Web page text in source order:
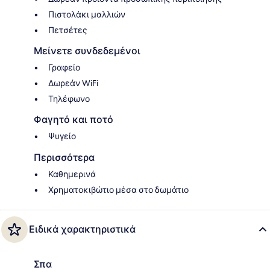
Πιστολάκι μαλλιών
Πετσέτες
Μείνετε συνδεδεμένοι
Γραφείο
Δωρεάν WiFi
Τηλέφωνο
Φαγητό και ποτό
Ψυγείο
Περισσότερα
Καθημερινά
Χρηματοκιβώτιο μέσα στο δωμάτιο
Ειδικά χαρακτηριστικά
Σπα